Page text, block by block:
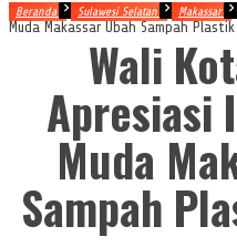
Beranda Sulawesi Selatan Makassar
Muda Makassar Ubah Sampah Plastik
Wali
Apresiasi
Muda
Sampah